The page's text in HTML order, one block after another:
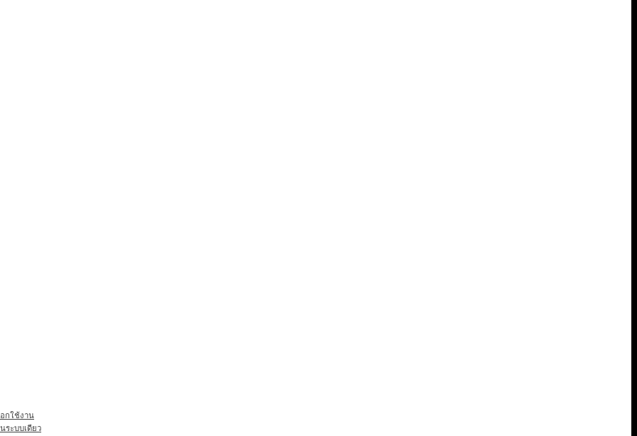
อกใช้งาน
ระบบเดียว